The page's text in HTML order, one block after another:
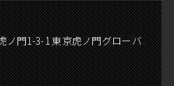
門1-3-1 東京虎ノ門グローバ